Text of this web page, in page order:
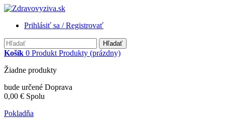
Prihlásiť sa / Registrovať
Hľadať
Košík 0 Produkt Produkty (prázdny)
Žiadne produkty
bude určené Doprava
0,00 € Spolu
Pokladňa